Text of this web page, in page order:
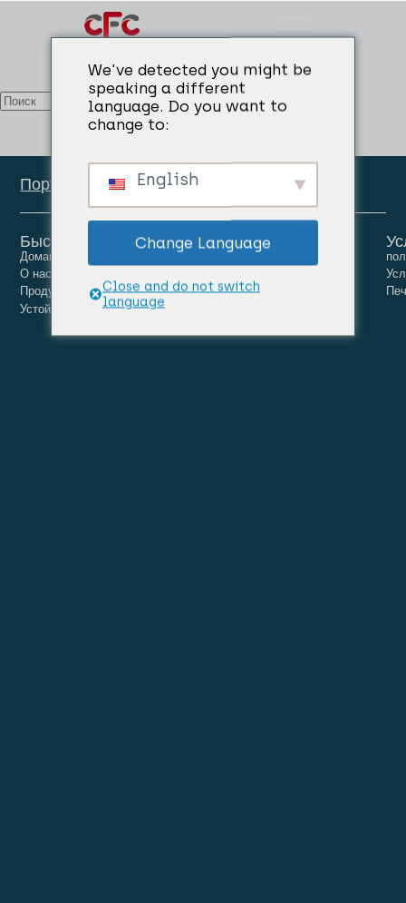
Портал сотрудников
Быстрые ссылки
Домашняя страница
О нас
Продукты
Устойчивое развитие
Карьера
We've detected you might be
speaking a different
language. Do you want to
change to:
English
Change Language
Close and do not switch
language